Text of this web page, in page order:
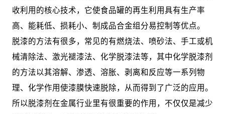
收利用的核心技术，它使食品罐的再生利用具有生产率
高、能耗低、损耗小、制成品合金组分易控制等优点。
脱漆的方法有很多，常见的有燃烧法、喷砂法、手工或机
械清除法、激光褪漆法、化学脱漆法等，其中化学脱漆剂
的方法以其溶解、渗透、溶胀、剥离和反应等一系列物
理、化学作用使漆膜快速脱除，从而得到了广泛的应用。
所以脱漆剂在金属行业里有很重要的作用，不仅仅是减少